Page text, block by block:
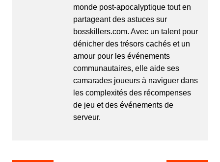
monde post-apocalyptique tout en
partageant des astuces sur
bosskillers.com. Avec un talent pour
dénicher des trésors cachés et un
amour pour les événements
communautaires, elle aide ses
camarades joueurs à naviguer dans
les complexités des récompenses
de jeu et des événements de
serveur.